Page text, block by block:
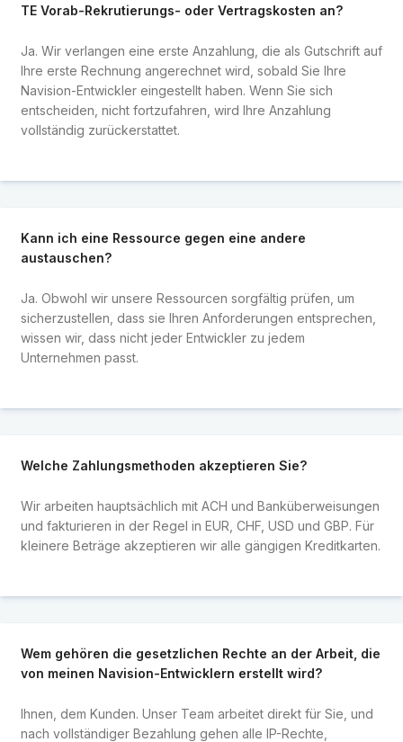
TE Vorab-Rekrutierungs- oder Vertragskosten an?
Ja. Wir verlangen eine erste Anzahlung, die als Gutschrift auf
Ihre erste Rechnung angerechnet wird, sobald Sie Ihre
Navision-Entwickler eingestellt haben. Wenn Sie sich
entscheiden, nicht fortzufahren, wird Ihre Anzahlung
vollständig zurückerstattet.
Kann ich eine Ressource gegen eine andere
austauschen?
Ja. Obwohl wir unsere Ressourcen sorgfältig prüfen, um
sicherzustellen, dass sie Ihren Anforderungen entsprechen,
wissen wir, dass nicht jeder Entwickler zu jedem
Unternehmen passt.
Welche Zahlungsmethoden akzeptieren Sie?
Wir arbeiten hauptsächlich mit ACH und Banküberweisungen
und fakturieren in der Regel in EUR, CHF, USD und GBP. Für
kleinere Beträge akzeptieren wir alle gängigen Kreditkarten.
Wem gehören die gesetzlichen Rechte an der Arbeit, die
von meinen Navision-Entwicklern erstellt wird?
Ihnen, dem Kunden. Unser Team arbeitet direkt für Sie, und
nach vollständiger Bezahlung gehen alle IP-Rechte,